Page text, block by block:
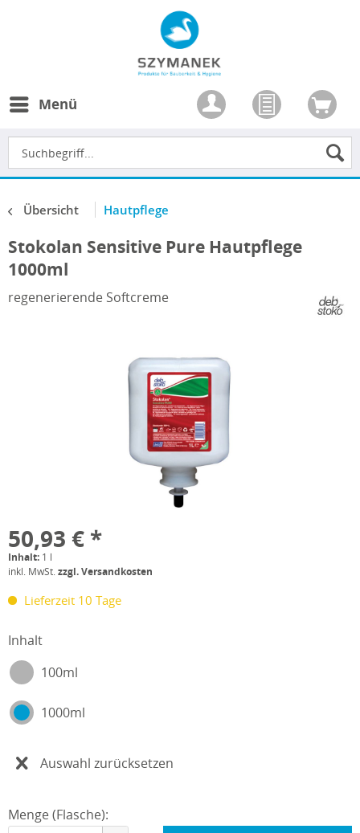
Menü
Übersicht Hautpflege
Stokolan Sensitive Pure Hautpflege
1000ml
regenerierende Softcreme
50,93 € *
Inhalt: 1 l
inkl. MwSt.zzgl. Versandkosten
Lieferzeit 10 Tage
Inhalt
100ml
1000ml
Auswahl zurücksetzen
Menge (Flasche):